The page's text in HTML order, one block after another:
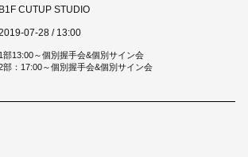
B1F CUTUP STUDIO
07-28 / 13:00
1部13:00～個別握手会&個別サイン会
部：17:00～個別握手会&個別サイン会